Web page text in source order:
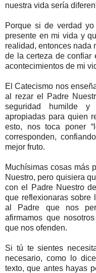
nuestra vida sería
Porque si de verdad
presente en mi vida y
realidad, entonces nada
de la certeza de confiar
acontecimientos de mi
El Catecismo nos
al rezar el Padre
seguridad humilde y
apropiadas para quien
esto, nos toca poner
corresponden,
mejor fruto.
Muchísimas cosas más
Nuestro, pero quisiera
con el Padre Nuestro
que reflexionaras sobre
al Padre que nos
afirmamos que
que nos ofenden.
Si tú te sientes
necesario, como lo
texto, que antes hayas